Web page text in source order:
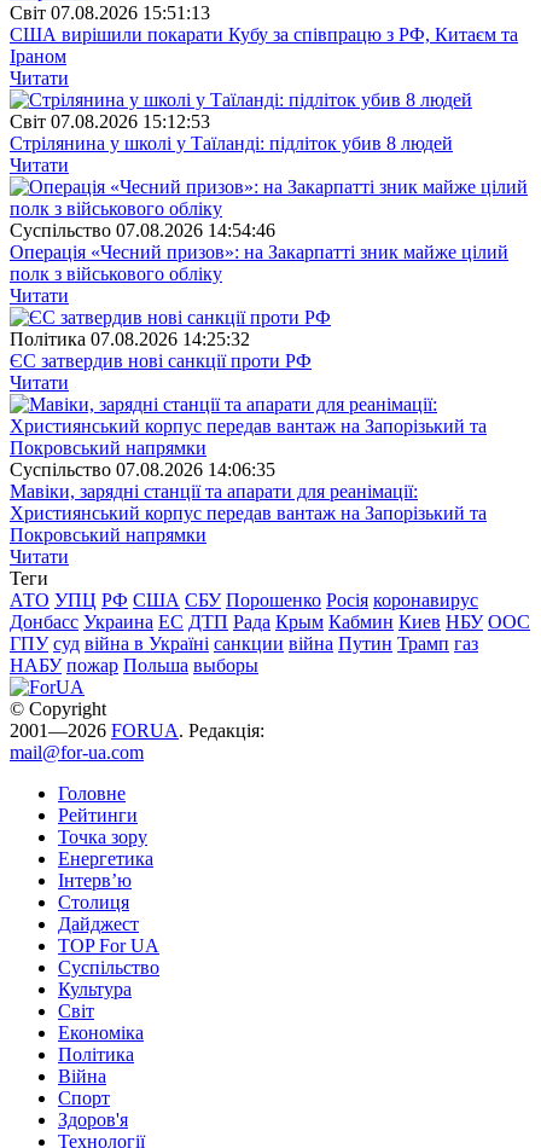
Свiт 07.08.2026 15:51:13
США вирішили покарати Кубу за співпрацю з РФ, Китаєм та
Іраном
Читати
Свiт 07.08.2026 15:12:53
Стрілянина у школі у Таїланді: підліток убив 8 людей
Читати
Суспiльство 07.08.2026 14:54:46
Операція «Чесний призов»: на Закарпатті зник майже цілий
полк з військового обліку
Читати
Полiтика 07.08.2026 14:25:32
ЄС затвердив нові санкції проти РФ
Читати
Суспiльство 07.08.2026 14:06:35
Мавіки, зарядні станції та апарати для реанімації:
Християнський корпус передав вантаж на Запорізький та
Покровський напрямки
Читати
Теги
АТО УПЦ РФ США СБУ Порошенко Росія коронавирус
Донбасс Украина ЕС ДТП Рада Крым Кабмин Киев НБУ ООС
ГПУ суд війна в Україні санкции війна Путин Трамп газ
НАБУ пожар Польша выборы
© Copyright
2001—2026 FORUA. Редакція:
mail@for-ua.com
Головне
Рейтинги
Точка зору
Енергетика
Інтерв’ю
Столиця
Дайджест
TOP For UA
Суспiльство
Культура
Світ
Економіка
Політика
Війна
Спорт
Здоров'я
Технології